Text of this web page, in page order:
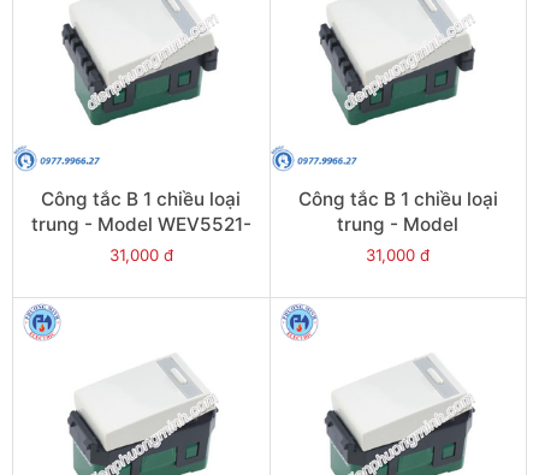
Công tắc B 1 chiều loại
trung - Model WEV5521-
7SW
31,000 đ
Công tắc B 1 chiều loại
trung - Model
WEV5521SW
31,000 đ